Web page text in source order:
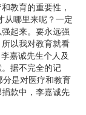
教育的重要性，
从哪里来呢？一定
起来。要永远强
以我对教育就看
嘉诚先生个人及
据不完全的记
是对医疗和教育
款中，李嘉诚先